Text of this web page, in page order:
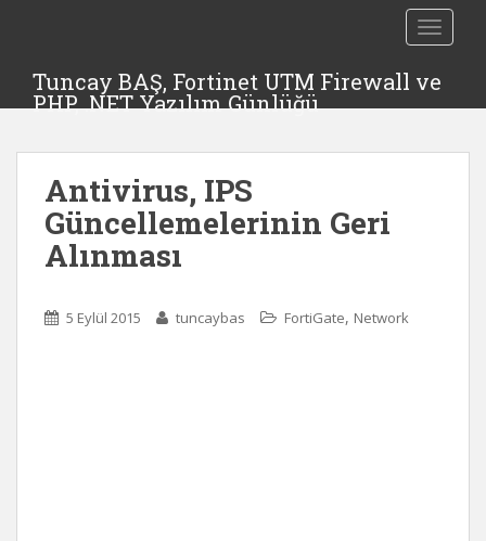
Tuncay BAŞ, Fortinet UTM Firewall ve
PHP, .NET Yazılım Günlüğü
Antivirus, IPS
Güncellemelerinin Geri
Alınması
5 Eylül 2015 tuncaybas FortiGate, Network